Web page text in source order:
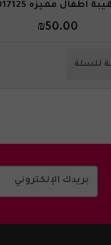
أطفال مميزه 2017125
₪50.00
للسلة